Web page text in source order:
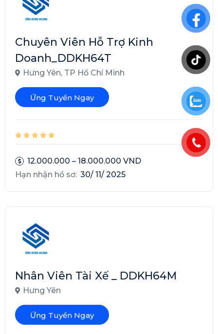
Chuyên Viên Hỗ Trợ Kinh
Doanh_DDKH64T
Hưng Yên, TP Hồ Chí Minh
Ứng Tuyển Ngay
12.000.000 – 18.000.000 VND
Hạn nhận hồ sơ: 30/ 11/ 2025
Nhân Viên Tài Xế _ DDKH64M
Hưng Yên
Ứng Tuyển Ngay